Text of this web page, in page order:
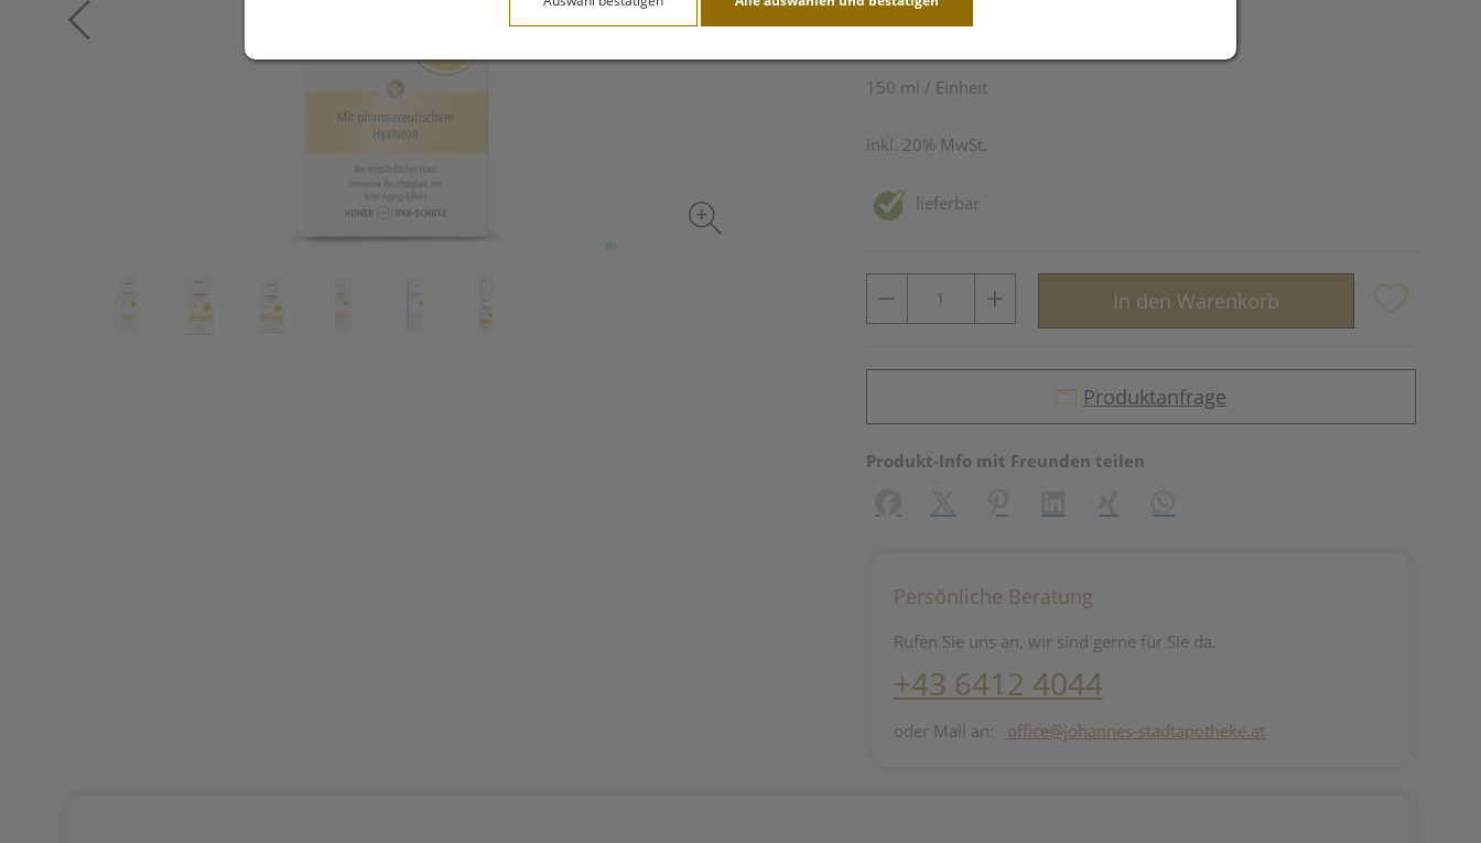
150 ml / Einheit
inkl. 20% MwSt.
lieferbar
In den Warenkorb
Produktanfrage
Produkt-Info mit Freunden teilen
Persönliche Beratung
Rufen Sie uns an, wir sind gerne für Sie da.
+43 6412 4044
oder Mail an: office@johannes-stadtapotheke.at